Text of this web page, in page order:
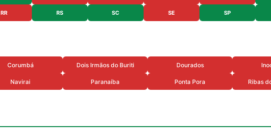
RR RS SC SE SP
Corumbá Dois Irmãos do Buriti Dourados
Navirai Paranaíba Ponta Pora Ribas